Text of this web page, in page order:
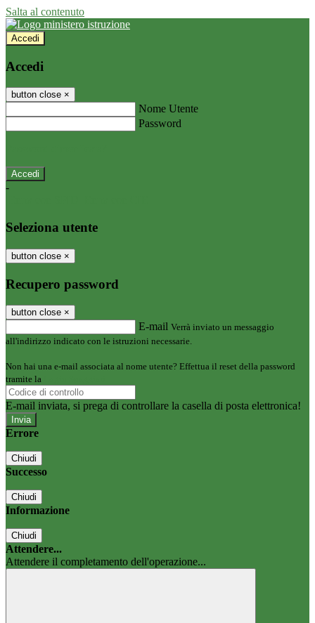
Salta al contenuto
Accedi
Accedi
button close ×
Nome Utente
Password
-
Seleziona utente
button close ×
Recupero password
button close ×
E-mail Verrà inviato un messaggio
all'indirizzo indicato con le istruzioni necessarie.
Non hai una e-mail associata al nome utente? Effettua il reset della password
tramite la
E-mail inviata, si prega di controllare la casella di posta elettronica!
Errore
Chiudi
Successo
Chiudi
Informazione
Chiudi
Attendere...
Attendere il completamento dell'operazione...